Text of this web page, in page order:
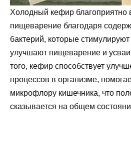
Холодный кефир благоприятно
пищеварение благодаря
бактерий, которые
улучшают пищеварение и
того, кефир способствует
процессов в организме,
микрофлору кишечника, что
сказывается на общем